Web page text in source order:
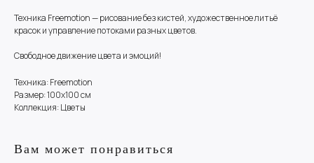
Техника Freemotion — рисование без кистей, художественное литьё
красок и управление потоками разных цветов.
Свободное движение цвета и эмоций!
Техника: Freemotion
Размер: 100х100 см
Коллекция: Цветы
Вам может понравиться